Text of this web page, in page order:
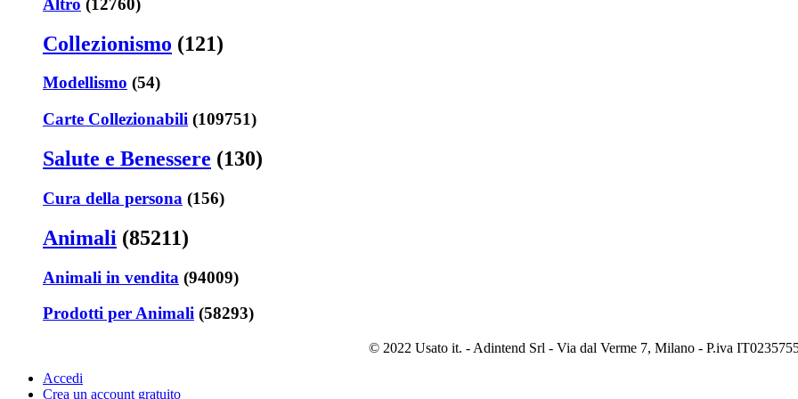
Collezionismo (121)
Modellismo (54)
Carte Collezionabili (109751)
Salute e Benessere (130)
Cura della persona (156)
Animali (85211)
Animali in vendita (94009)
Prodotti per Animali (58293)
© 2022 Usato it. - Adintend Srl - Via dal Verme 7, Milano - P.iva
Accedi
Crea un account gratuito